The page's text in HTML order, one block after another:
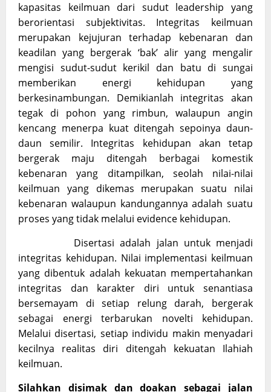
kapasitas keilmuan dari sudut leadership yang
berorientasi subjektivitas. Integritas keilmuan
merupakan kejujuran terhadap kebenaran dan
keadilan yang bergerak ‘bak’ alir yang mengalir
mengisi sudut-sudut kerikil dan batu di sungai
memberikan energi kehidupan yang
berkesinambungan. Demikianlah integritas akan
tegak di pohon yang rimbun, walaupun angin
kencang menerpa kuat ditengah sepoinya daun-
daun semilir. Integritas kehidupan akan tetap
bergerak maju ditengah berbagai komestik
kebenaran yang ditampilkan, seolah nilai-nilai
keilmuan yang dikemas merupakan suatu nilai
kebenaran walaupun kandungannya adalah suatu
proses yang tidak melalui evidence kehidupan.
Disertasi adalah jalan untuk menjadi
integritas kehidupan. Nilai implementasi keilmuan
yang dibentuk adalah kekuatan mempertahankan
integritas dan karakter diri untuk senantiasa
bersemayam di setiap relung darah, bergerak
sebagai energi terbarukan novelti kehidupan.
Melalui disertasi, setiap individu makin menyadari
kecilnya realitas diri ditengah kekuatan Ilahiah
keilmuan.
Silahkan disimak dan doakan sebagai jalan